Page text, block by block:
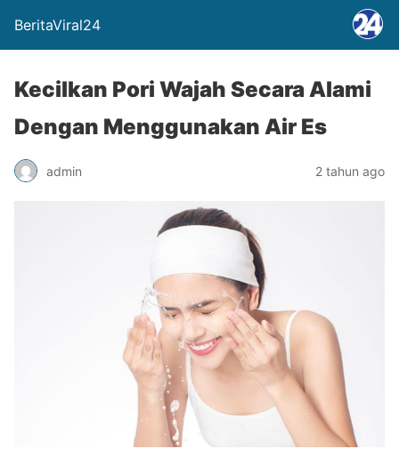
BeritaViral24
Kecilkan Pori Wajah Secara Alami
Dengan Menggunakan Air Es
admin 2 tahun ago